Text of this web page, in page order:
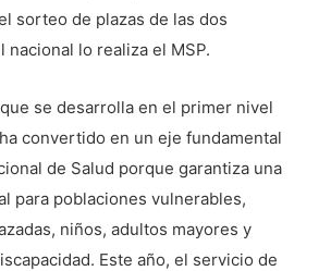
sorteo de plazas de las dos
nacional lo realiza el MSP.
se desarrolla en el primer nivel
convertido en un eje fundamental
de Salud porque garantiza una
para poblaciones vulnerables,
niños, adultos mayores y
Este año, el servicio de